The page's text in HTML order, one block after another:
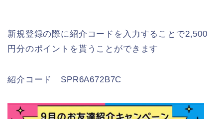
新規登録の際に紹介コードを入力することで2,500
円分のポイントを貰うことができます
紹介コード SPR6A672B7C